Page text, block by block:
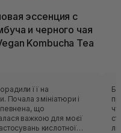
эссенция с
и черного чая
Kombucha Tea
її на
Почала з мініатюри і
що
важкою для моєї
кислотної